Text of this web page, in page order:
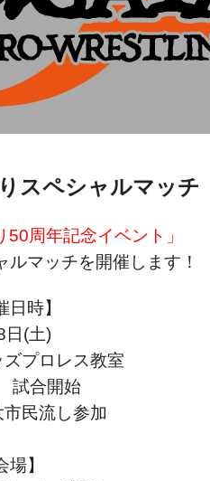
スペシャルマッチ
50周年記念イベント」
マッチを開催します！
日時】
日(土)
プロレス教室
試合開始
民流し参加
場】